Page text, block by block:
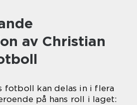
av Christian
fotboll kan delas in i flera
på hans roll i laget: